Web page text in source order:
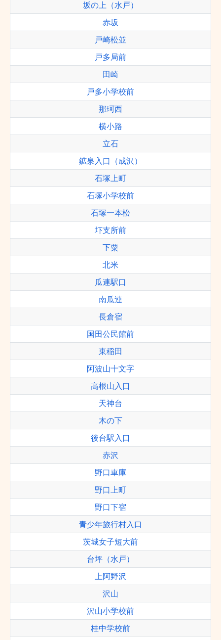
坂の上（水戸）
赤坂
戸崎松並
戸多局前
田崎
戸多小学校前
那珂西
横小路
立石
鉱泉入口（成沢）
石塚上町
石塚小学校前
石塚一本松
圷支所前
下粟
北米
瓜連駅口
南瓜連
長倉宿
国田公民館前
東稲田
阿波山十文字
高根山入口
天神台
木の下
後台駅入口
赤沢
野口車庫
野口上町
野口下宿
青少年旅行村入口
茨城女子短大前
台坪（水戸）
上阿野沢
沢山
沢山小学校前
桂中学校前